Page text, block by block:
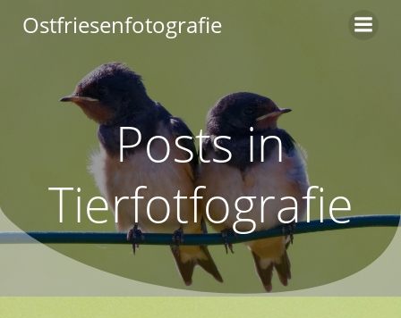
Inhalt
Ostfriesenfotografie
Posts in
Tierfotfografie